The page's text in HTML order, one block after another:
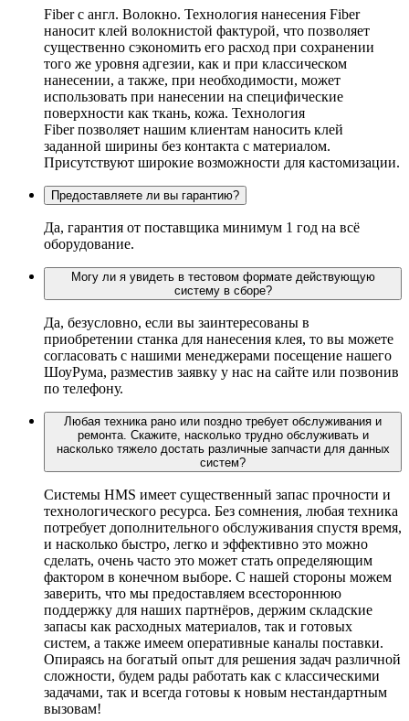
Fiber c англ. Волокно. Технология нанесения Fiber
наносит клей волокнистой фактурой, что позволяет
существенно сэкономить его расход при сохранении
того же уровня адгезии, как и при классическом
нанесении, а также, при необходимости, может
использовать при нанесении на специфические
поверхности как ткань, кожа. Технология
Fiber позволяет нашим клиентам наносить клей
заданной ширины без контакта с материалом.
Присутствуют широкие возможности для кастомизации.
Предоставляете ли вы гарантию?
Да, гарантия от поставщика минимум 1 год на всё
оборудование.
Могу ли я увидеть в тестовом формате действующую
систему в сборе?
Да, безусловно, если вы заинтересованы в
приобретении станка для нанесения клея, то вы можете
согласовать с нашими менеджерами посещение нашего
ШоуРума, разместив заявку у нас на сайте или позвонив
по телефону.
Любая техника рано или поздно требует обслуживания и
ремонта. Скажите, насколько трудно обслуживать и
насколько тяжело достать различные запчасти для данных
систем?
Системы HMS имеет существенный запас прочности и
технологического ресурса. Без сомнения, любая техника
потребует дополнительного обслуживания спустя время,
и насколько быстро, легко и эффективно это можно
сделать, очень часто это может стать определяющим
фактором в конечном выборе. С нашей стороны можем
заверить, что мы предоставляем всестороннюю
поддержку для наших партнёров, держим складские
запасы как расходных материалов, так и готовых
систем, а также имеем оперативные каналы поставки.
Опираясь на богатый опыт для решения задач различной
сложности, будем рады работать как с классическими
задачами, так и всегда готовы к новым нестандартным
вызовам!